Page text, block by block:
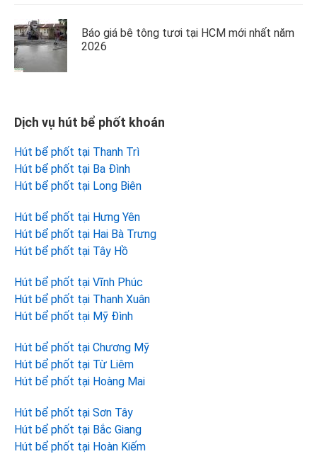
Báo giá bê tông tươi tại HCM mới nhất năm
2026
Dịch vụ hút bể phốt khoán
Hút bể phốt tại Thanh Trì
Hút bể phốt tại Ba Đình
Hút bể phốt tại Long Biên
Hút bể phốt tại Hưng Yên
Hút bể phốt tại Hai Bà Trưng
Hút bể phốt tại Tây Hồ
Hút bể phốt tại Vĩnh Phúc
Hút bể phốt tại Thanh Xuân
Hút bể phốt tại Mỹ Đình
Hút bể phốt tại Chương Mỹ
Hút bể phốt tại Từ Liêm
Hút bể phốt tại Hoàng Mai
Hút bể phốt tại Sơn Tây
Hút bể phốt tại Bắc Giang
Hút bể phốt tại Hoàn Kiếm